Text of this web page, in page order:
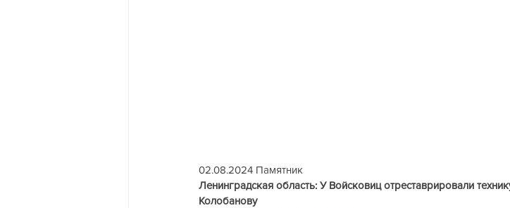
02.08.2024 Памятник
Ленинградская область: У Войсковиц отреставрировали
Колобанову